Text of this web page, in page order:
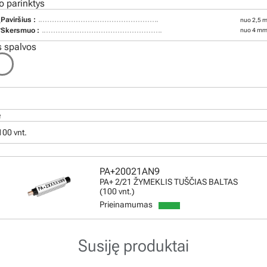
parinktys
Paviršius : nuo 2,5
Skersmuo : nuo 4
spalvos
vnt.
PA+20021AN9
PA+ 2/21 ŽYMEKLIS TUŠČIAS BALTAS
(100 vnt.)
Prieinamumas
Susiję produktai